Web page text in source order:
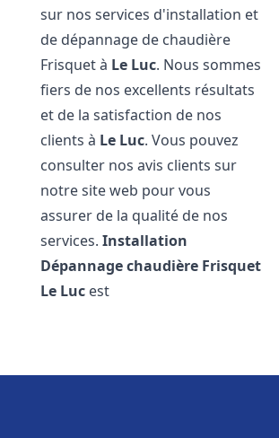
sur nos services d'installation et
de dépannage de chaudière
Frisquet à Le Luc. Nous sommes
fiers de nos excellents résultats
et de la satisfaction de nos
clients à Le Luc. Vous pouvez
consulter nos avis clients sur
notre site web pour vous
assurer de la qualité de nos
services.Installation
Dépannage chaudière Frisquet
Le Luc est